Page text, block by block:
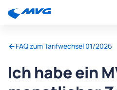
FAQ zum Tarifwechsel 01/2026
Ich habe ein